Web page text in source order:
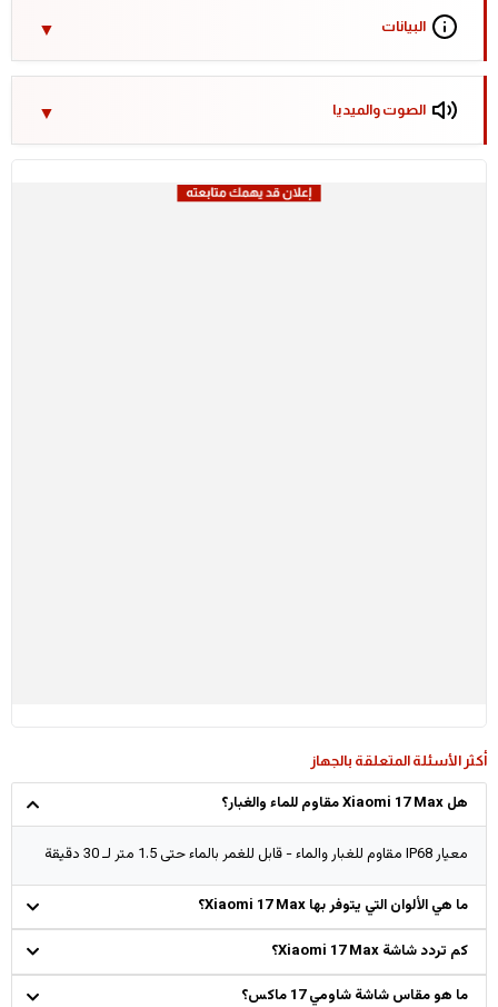
البيانات
الصوت والميديا
أكثر الأسئلة المتعلقة بالجهاز
هل Xiaomi 17 Max مقاوم للماء والغبار؟
معيار IP68 مقاوم للغبار والماء - قابل للغمر بالماء حتى 1.5 متر لـ 30 دقيقة
ما هي الألوان التي يتوفر بها Xiaomi 17 Max؟
كم تردد شاشة Xiaomi 17 Max؟
ما هو مقاس شاشة شاومي 17 ماكس؟